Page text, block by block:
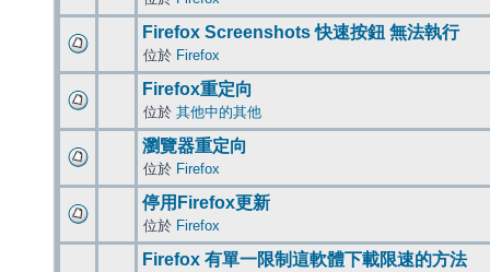
Firefox Screenshots 快速按鈕 無法執行
位於 Firefox
Firefox重定向
位於 其他中的其他
瀏覽器重定向
位於 Firefox
停用Firefox更新
位於 Firefox
Firefox 有單一限制這軟體下載限速的方法